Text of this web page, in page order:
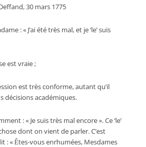
30 mars 1775
: « J’ai été très mal, et je ‘le’ suis
est vraie ;
est très conforme, autant qu’il
décisions académiques.
: « Je suis très mal encore ». Ce ‘le’
dont on vient de parler. C’est
: « Êtes-vous enrhumées, Mesdames